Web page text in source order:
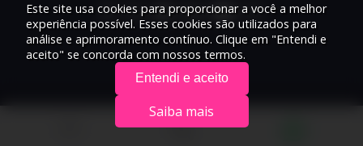
© 2026 Rádio Najuá - Todos os direitos reservados.
Este site usa cookies para proporcionar a você a melhor
experiência possível. Esses cookies são utilizados para
análise e aprimoramento contínuo. Clique em "Entendi e
aceito" se concorda com nossos termos.
Entendi e aceito
Saiba mais